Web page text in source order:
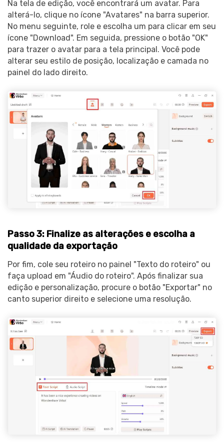
Na tela de edição, você encontrará um avatar. Para
alterá-lo, clique no ícone "Avatares" na barra superior.
No menu seguinte, role e escolha um para clicar em seu
ícone "Download". Em seguida, pressione o botão "OK"
para trazer o avatar para a tela principal. Você pode
alterar seu estilo de posição, localização e camada no
painel do lado direito.
Passo 3: Finalize as alterações e escolha a
qualidade da exportação
Por fim, cole seu roteiro no painel "Texto do roteiro" ou
faça upload em "Áudio do roteiro". Após finalizar sua
edição e personalização, procure o botão "Exportar" no
canto superior direito e selecione uma resolução.